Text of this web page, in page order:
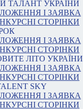
ТАЛАНТ УКРАЇНИ
І ЗАЯВКА
СТОРІНКИ
І ЗАЯВКА
СТОРІНКИ
ЛІТО УКРАЇНИ
І ЗАЯВКА
СТОРІНКИ
SKY
І ЗАЯВКА
СТОРІНКИ